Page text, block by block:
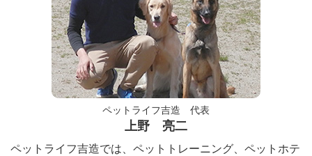
ペットライフ吉造 代表
上野 亮二
ペットライフ吉造では、ペットトレーニング、ペットホテ